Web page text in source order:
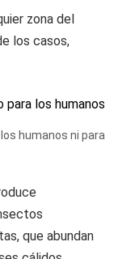
zona del
los casos,
humanos ni para
que abundan